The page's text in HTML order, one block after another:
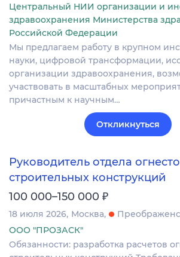
Центральный НИИ организации и
здравоохранения Министерства
Российской Федерации
Мы предлагаем работу в крупном
науки, цифровой трансформации,
организации здравоохранения,
участвовать в масштабных
причастным к научным…
Откликнуться
Руководитель отдела
строительных конструкций
100 000–150 000 ₽
18 июля 2026 Москва
ООО "ПРОЗАСК"
Обязанности: разработка расчетов